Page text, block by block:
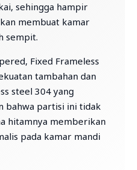
sehingga hampir
membuat kamar
sempit.
Fixed Frameless
tambahan dan
steel 304 yang
bahwa partisi ini tidak
hitamnya memberikan
pada kamar mandi